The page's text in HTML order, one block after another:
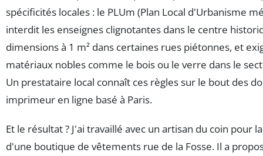
spécificités locales : le PLUm (Plan Local d'Urbanisme
interdit les enseignes clignotantes dans le centre
dimensions à 1 m² dans certaines rues piétonnes, et
matériaux nobles comme le bois ou le verre dans le
Un prestataire local connaît ces règles sur le bout des
imprimeur en ligne basé à Paris.
Et le résultat ? J'ai travaillé avec un artisan du coin pour
d'une boutique de vêtements rue de la Fosse. Il a